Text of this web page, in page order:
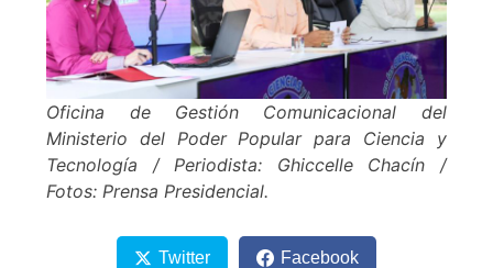
Oficina de Gestión Comunicacional del
Ministerio del Poder Popular para Ciencia y
Tecnología / Periodista: Ghiccelle Chacín /
Fotos: Prensa Presidencial.
Twitter Facebook